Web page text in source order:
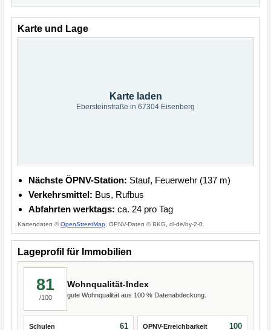
Karte und Lage
Karte laden
Ebersteinstraße in 67304 Eisenberg
Nächste ÖPNV-Station: Stauf, Feuerwehr (137 m)
Verkehrsmittel: Bus, Rufbus
Abfahrten werktags: ca. 24 pro Tag
Kartendaten ©OpenStreetMap , ÖPNV-Daten © BKG, dl-de/by-2-0.
Lageprofil für Immobilien
81
/100
Wohnqualität-Index
gute Wohnqualität aus 100 % Datenabdeckung.
Schulen 61 ÖPNV-Erreichbarkeit 100